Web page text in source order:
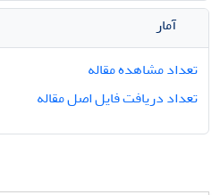
آمار
تعداد مشاهده مقاله
تعداد دریافت فایل اصل مقاله